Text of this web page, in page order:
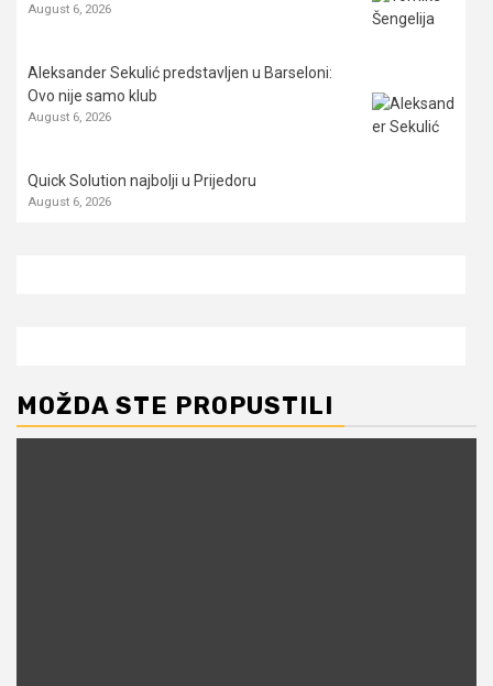
August 6, 2026
Aleksander Sekulić predstavljen u Barseloni:
Ovo nije samo klub
August 6, 2026
Quick Solution najbolji u Prijedoru
August 6, 2026
MOŽDA STE PROPUSTILI